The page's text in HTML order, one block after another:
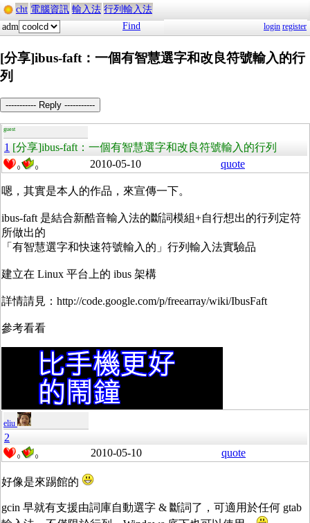
cht 電腦資訊 輸入法 行列輸入法
adm
Find login register
[分享]ibus-faft：一個有智慧選字和改良符號輸入的行
列
----------- Reply -----------
guest
1 [分享]ibus-faft：一個有智慧選字和改良符號輸入的行列
0 0 2010-05-10 quote
嗯，其實是本人的作品，來宣傳一下。
ibus-faft 是結合新酷音輸入法的斷詞模組+自行想出的行列定符
所做出的
「有智慧選字和快速符號輸入的」行列輸入法實驗品
建立在 Linux 平台上的 ibus 架構
詳情請見：http://code.google.com/p/freearray/wiki/IbusFaft
參考看看
eliu
2
0 0 2010-05-10 quote
好像是來踢館的
gcin 早就有支援由詞庫自動選字 & 斷詞了，可適用於任何 gtab